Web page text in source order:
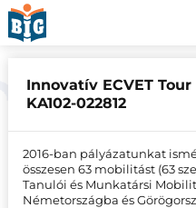
Innovatív ECVET Tour
KA102-022812
2016-ban pályázatunkat
összesen 63 mobilitást (63
Tanulói és Munkatársi
Németországba és